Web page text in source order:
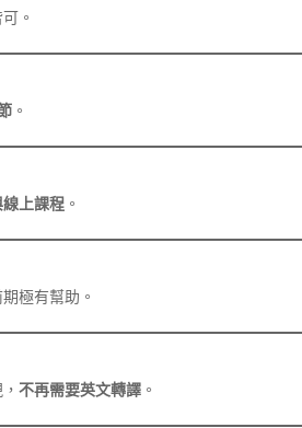
。
。
上課程 。
極有幫助。
，不再需要英文轉譯 。